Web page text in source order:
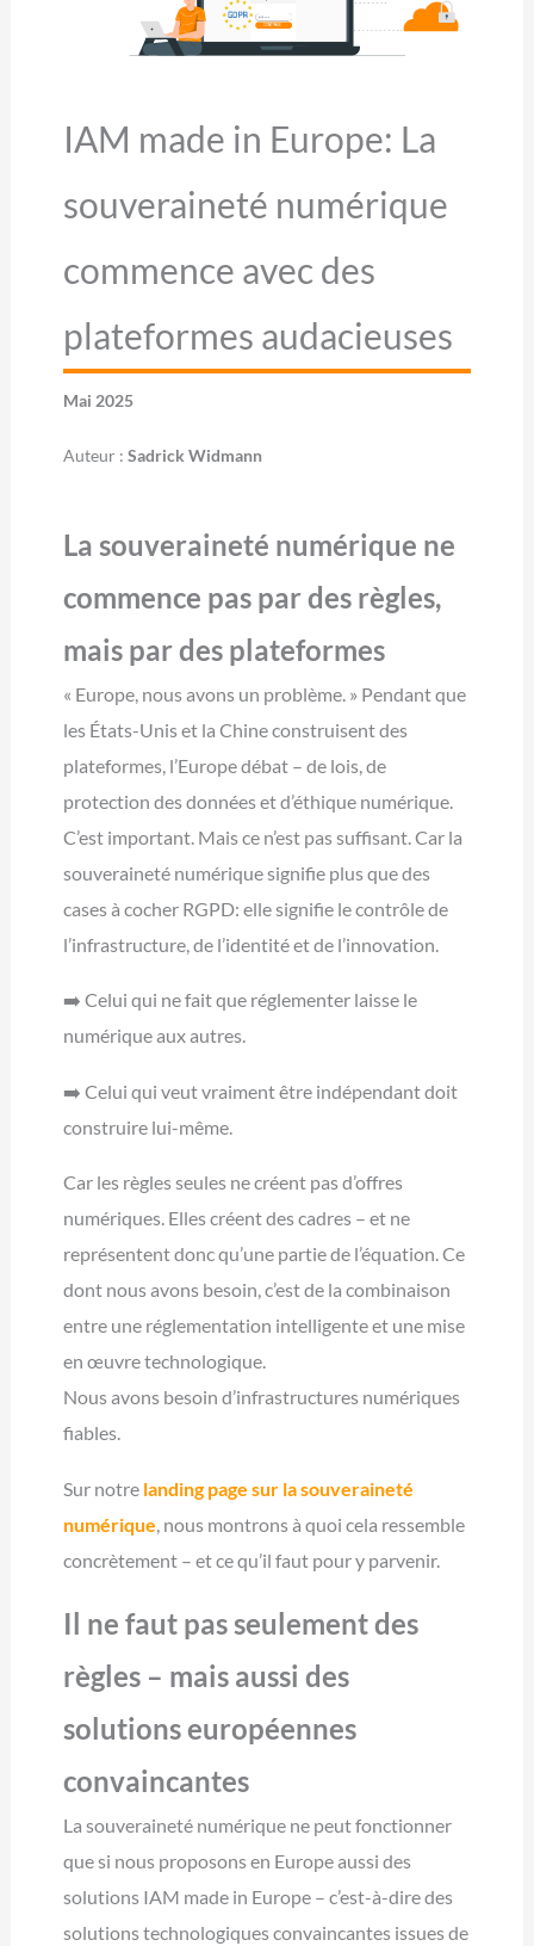
IAM made in Europe: La
souveraineté numérique
commence avec des
plateformes audacieuses
Mai 2025
Auteur : Sadrick Widmann
La souveraineté numérique ne
commence pas par des règles,
mais par des plateformes
« Europe, nous avons un problème. » Pendant que
les États-Unis et la Chine construisent des
plateformes, l’Europe débat – de lois, de
protection des données et d’éthique numérique.
C’est important. Mais ce n’est pas suffisant. Car la
souveraineté numérique signifie plus que des
cases à cocher RGPD: elle signifie le contrôle de
l’infrastructure, de l’identité et de l’innovation.
➡️ Celui qui ne fait que réglementer laisse le
numérique aux autres.
➡️ Celui qui veut vraiment être indépendant doit
construire lui-même.
Car les règles seules ne créent pas d’offres
numériques. Elles créent des cadres – et ne
représentent donc qu’une partie de l’équation. Ce
dont nous avons besoin, c’est de la combinaison
entre une réglementation intelligente et une mise
en œuvre technologique.
Nous avons besoin d’infrastructures numériques
fiables.
Sur notre landing page sur la souveraineté
numérique , nous montrons à quoi cela ressemble
concrètement – et ce qu’il faut pour y parvenir.
Il ne faut pas seulement des
règles – mais aussi des
solutions européennes
convaincantes
La souveraineté numérique ne peut fonctionner
que si nous proposons en Europe aussi des
solutions IAM made in Europe – c’est-à-dire des
solutions technologiques convaincantes issues de